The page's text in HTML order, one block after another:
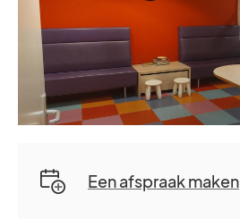
Een afspraak maken